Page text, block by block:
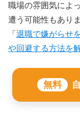
職場の雰囲気によ
遭う可能性もあり
「 退職で嫌がらせ
や回避する方法を
無料